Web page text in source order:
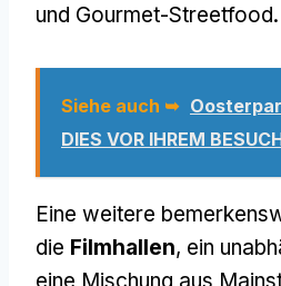
und Gourmet-Streetfood.
Siehe auch ➥
DIES VOR IHREM
Eine weitere
die Filmhallen, ein
eine Mischung aus